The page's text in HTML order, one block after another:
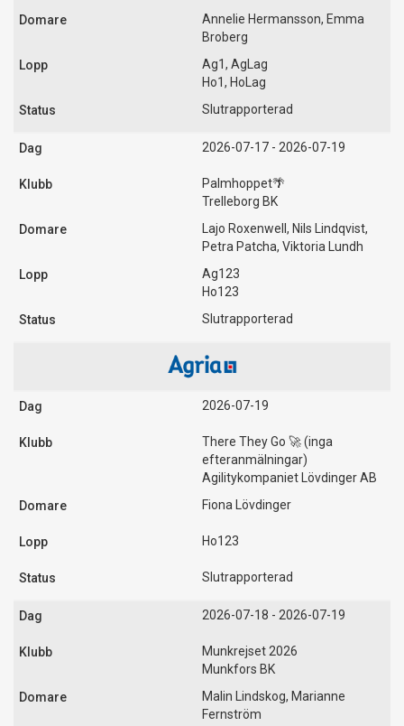
Annelie Hermansson, Emma
Broberg
Ag1, AgLag
Ho1, HoLag
Slutrapporterad
2026-07-17 - 2026-07-19
Palmhoppet🌴
Trelleborg BK
Lajo Roxenwell, Nils Lindqvist,
Petra Patcha, Viktoria Lundh
Ag123
Ho123
Slutrapporterad
2026-07-19
There They Go 🚀 (inga
efteranmälningar)
Agilitykompaniet Lövdinger AB
Fiona Lövdinger
Ho123
Slutrapporterad
2026-07-18 - 2026-07-19
Munkrejset 2026
Munkfors BK
Malin Lindskog, Marianne
Fernström